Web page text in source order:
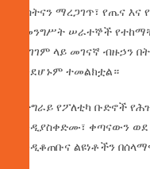
ዋስትናን ማረጋገጥ፣ የጤና
የመንግሥት ሠራተኞች
ማገገም ላይ መገናኛ ብዙኃን
እንደሆኑም ተመልክቷል።
የትግራይ የፖለቲካ ቡድኖች
እንዲያስቀድሙ፣ ቀጣናውን
እንዲቆጠቡና ልዩነቶችን